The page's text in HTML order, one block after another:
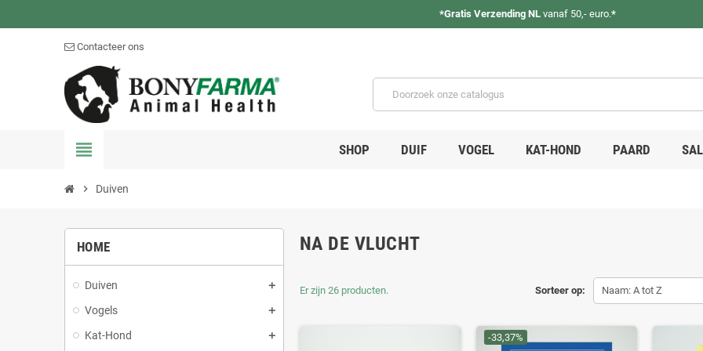
*Gratis Verzending NLvanaf 50,- euro.*
Contacteer ons
view_headline SHOP DUIF VOGEL KAT-HOND PAARD
chevron_right Duiven
HOME
Duiven
Vogels
Kat-Hond
NA DE VLUCHT
Sorteer op: Naam: A tot Z
Er zijn 26 producten.
-33,37%